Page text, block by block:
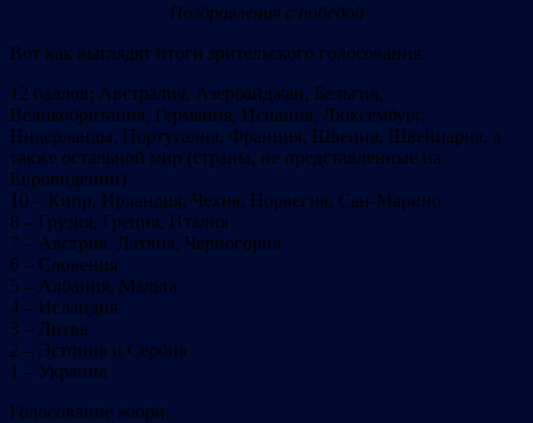
Поздравления с победой
Вот как выглядят итоги зрительского голосования:
12 баллов: Австралия, Азербайджан, Бельгия,
Великобритания, Германия, Испания, Люксембург,
Нидерланды, Португалия, Франция, Швеция, Швейцария, а
также остальной мир (страны, не представленные на
Евровидении).
10 – Кипр, Ирландия, Чехия, Норвегия, Сан-Марино
8 – Грузия, Греция, Италия
7 – Австрия, Латвия, Черногория
6 – Словения
5 – Албания, Мальта
4 – Исландия
3 – Литва
2 – Эстония и Сербия
1 – Украина
Голосование жюри: